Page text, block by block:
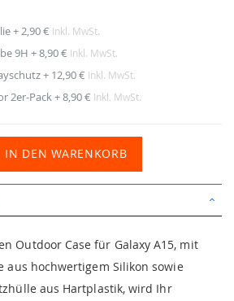
+ 2,90 € Inkl. MwSt.
9H +8,90 € Inkl. MwSt.
+ 12,90 € Inkl. MwSt.
2er-Pack +8,90 € Inkl. MwSt.
IN DEN WARENKORB
Outdoor Case für Galaxy A15, mit
aus hochwertigem Silikon sowie
aus Hartplastik, wird Ihr